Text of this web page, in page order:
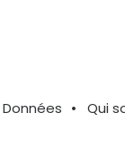
Données Qui